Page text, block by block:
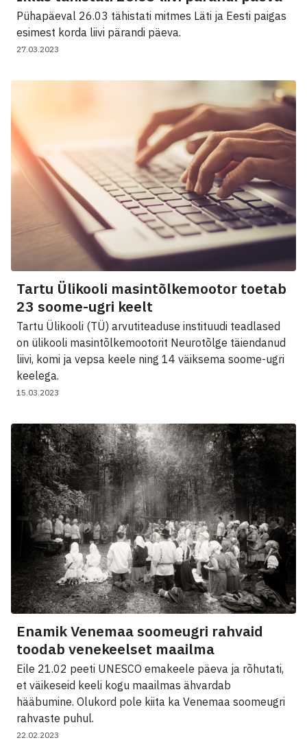
Pühapäeval 26.03 tähistati mitmes Läti ja Eesti paigas
esimest korda liivi pärandi päeva.
27.03.2023
Tartu Ülikooli masintõlkemootor toetab
23 soome-ugri keelt
Tartu Ülikooli (TÜ) arvutiteaduse instituudi teadlased
on ülikooli masintõlkemootorit Neurotõlge täiendanud
liivi, komi ja vepsa keele ning 14 väiksema soome-ugri
keelega.
15.03.2023
Enamik Venemaa soomeugri rahvaid
toodab venekeelset maailma
Eile 21.02 peeti UNESCO emakeele päeva ja rõhutati,
et väikeseid keeli kogu maailmas ähvardab
hääbumine. Olukord pole kiita ka Venemaa soomeugri
rahvaste puhul.
22.02.2023